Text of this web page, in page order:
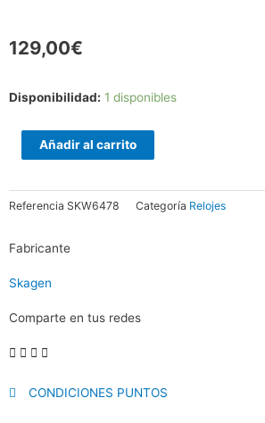
129,00€
Disponibilidad: 1 disponibles
Reloj
cuero
reversible
azul
rojo
oscuro
Añadir al carrito
Referencia SKW6478 Categoría Relojes
Fabricante
Skagen
Comparte en tus redes
CONDICIONES PUNTOS